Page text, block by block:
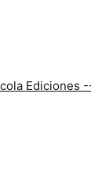
Ediciones